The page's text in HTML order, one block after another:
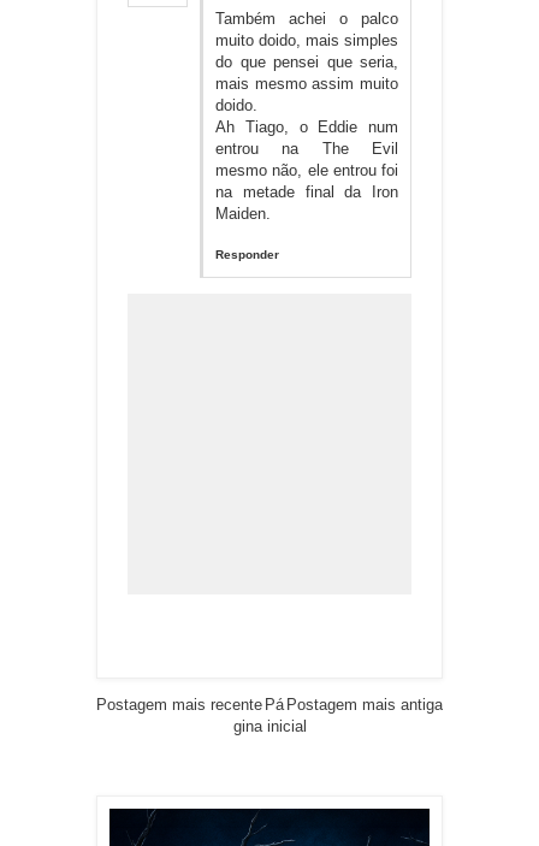
Também achei o palco
muito doido, mais simples
do que pensei que seria,
mais mesmo assim muito
doido.
Ah Tiago, o Eddie num
entrou na The Evil
mesmo não, ele entrou foi
na metade final da Iron
Maiden.
Responder
Postagem mais recente Postagem mais antiga
Pá
gina inicial